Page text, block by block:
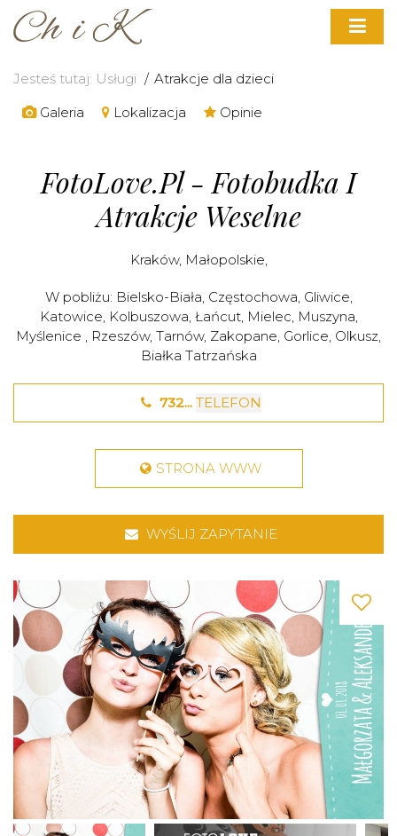
Jesteś tutaj: Usługi
Atrakcje dla dzieci
Galeria
Lokalizacja Opinie
FotoLove.pl - Fotobudka I
Atrakcje Weselne
Kraków, Małopolskie,
W pobliżu: Bielsko-Biała, Częstochowa, Gliwice,
Katowice, Kolbuszowa, Łańcut, Mielec, Muszyna,
Myślenice , Rzeszów, Tarnów, Zakopane, Gorlice, Olkusz,
Białka Tatrzańska
732... TELEFON
STRONA WWW
WYŚLIJ ZAPYTANIE